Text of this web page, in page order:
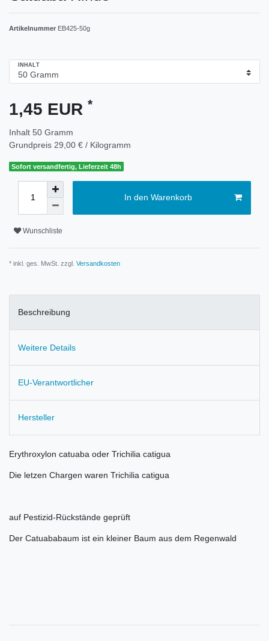
Artikelnummer EB425-50g
INHALT
1,45 EUR *
Inhalt 50 Gramm
Grundpreis 29,00 € / Kilogramm
Sofort versandfertig, Lieferzeit 48h
In den Warenkorb
Wunschliste
* inkl. ges. MwSt. zzgl. Versandkosten
Beschreibung
Weitere Details
EU-Verantwortlicher
Hersteller
Erythroxylon catuaba oder Trichilia catigua
Die letzen Chargen waren Trichilia catigua
auf Pestizid-Rückstände geprüft
Der Catuababaum ist ein kleiner Baum aus dem Regenwald